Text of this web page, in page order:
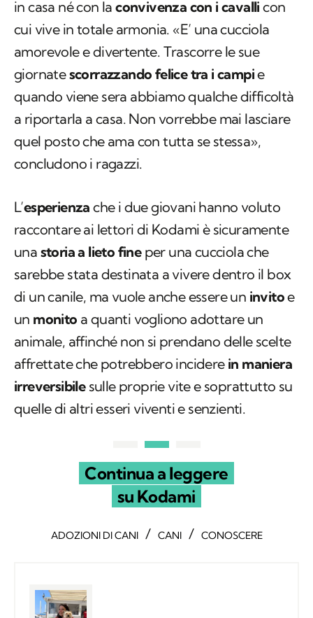
in casa né con laconvivenza con i cavalli con
cui vive in totale armonia. «E’ una cucciola
amorevole e divertente. Trascorre le sue
giornatescorrazzando felice tra i campie
quando viene sera abbiamo qualche difficoltà
a riportarla a casa. Non vorrebbe mai lasciare
quel posto che ama con tutta se stessa»,
concludono i ragazzi.
L’esperienza che i due giovani hanno voluto
raccontare ai lettori di Kodami è sicuramente
una storia a lieto fineper una cucciola che
sarebbe stata destinata a vivere dentro il box
di un canile, ma vuole anche essere un invitoe
un monito a quanti vogliono adottare un
animale, affinché non si prendano delle scelte
affrettate che potrebbero incidere in maniera
irreversibilesulle proprie vite e soprattutto su
quelle di altri esseri viventi e senzienti.
Continua a leggere
su Kodami
ADOZIONI DI CANI / CANI / CONOSCERE